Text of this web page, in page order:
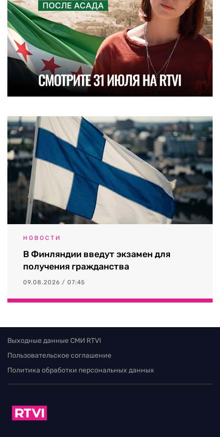
НОВОСТИ
В Финляндии введут экзамен для
получения гражданства
09.08.2026 / 07:45
Выходные данные СМИ RTVI
Пользовательское соглашение
Политика обработки персональных данных